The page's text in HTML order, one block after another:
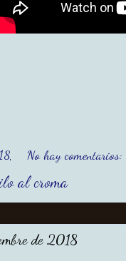
No hay comentarios:
al croma
de 2018